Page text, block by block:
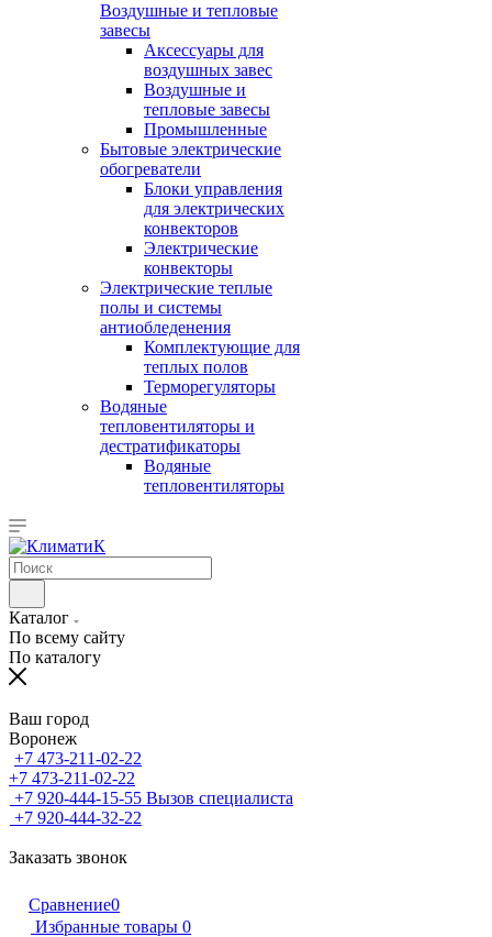
Воздушные и тепловые
завесы
Аксессуары для
воздушных завес
Воздушные и
тепловые завесы
Промышленные
Бытовые электрические
обогреватели
Блоки управления
для электрических
конвекторов
Электрические
конвекторы
Электрические теплые
полы и системы
антиобледенения
Комплектующие для
теплых полов
Терморегуляторы
Водяные
тепловентиляторы и
дестратификаторы
Водяные
тепловентиляторы
Каталог
По всему сайту
По каталогу
Ваш город
Воронеж
+7 473-211-02-22
+7 473-211-02-22
+7 920-444-15-55 Вызов специалиста
+7 920-444-32-22
Заказать звонок
Сравнение0
Избранные товары 0